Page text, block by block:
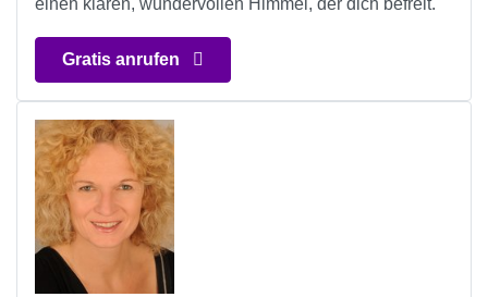
einen klaren, wundervollen Himmel, der dich befreit.
Gratis anrufen